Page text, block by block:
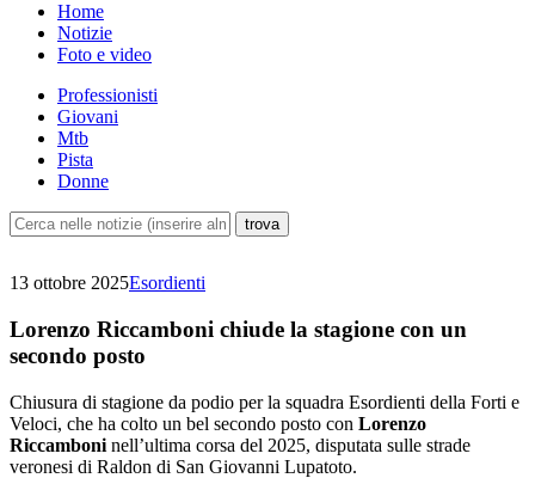
Home
Notizie
Foto e video
Professionisti
Giovani
Mtb
Pista
Donne
13 ottobre 2025Esordienti
Lorenzo Riccamboni chiude la stagione con un
secondo posto
Chiusura di stagione da podio per la squadra Esordienti della Forti e
Veloci, che ha colto un bel secondo posto con Lorenzo
Riccamboni nell’ultima corsa del 2025, disputata sulle strade
veronesi di Raldon di San Giovanni Lupatoto.